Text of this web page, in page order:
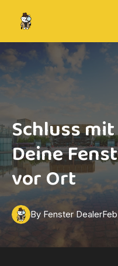
Schluss
Deine
vor Ort
By Fenster Dealer